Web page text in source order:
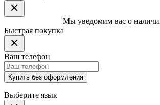
Мы уведомим вас о
Быстрая покупка
Ваш телефон
Купить без оформления
Выберите язык